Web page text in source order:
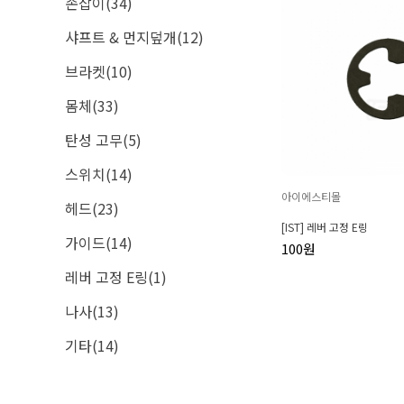
샤프트 & 먼지덮개(12)
브라켓(10)
몸체(33)
탄성 고무(5)
스위치(14)
헤드(23)
가이드(14)
레버 고정 E링(1)
나사(13)
기타(14)
아이에스티몰
[IST] 레버 고정 E링
100원